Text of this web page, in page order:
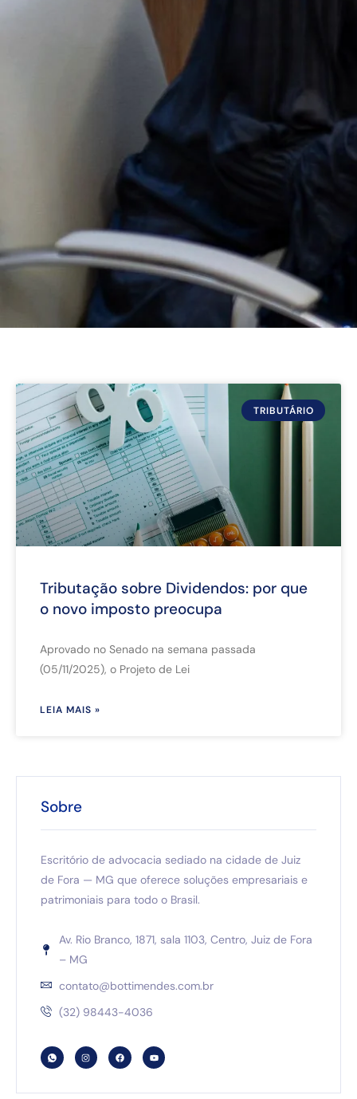
TRIBUTÁRIO
Tributação sobre Dividendos: por que
o novo imposto preocupa
Aprovado no Senado na semana passada
(05/11/2025), o Projeto de Lei
LEIA MAIS »
Sobre
Escritório de advocacia sediado na cidade de Juiz
de Fora — MG que oferece soluções empresariais e
patrimoniais para todo o Brasil.
Av. Rio Branco, 1871, sala 1103, Centro, Juiz de Fora
– MG
contato@bottimendes.com.br
(32) 98443-4036